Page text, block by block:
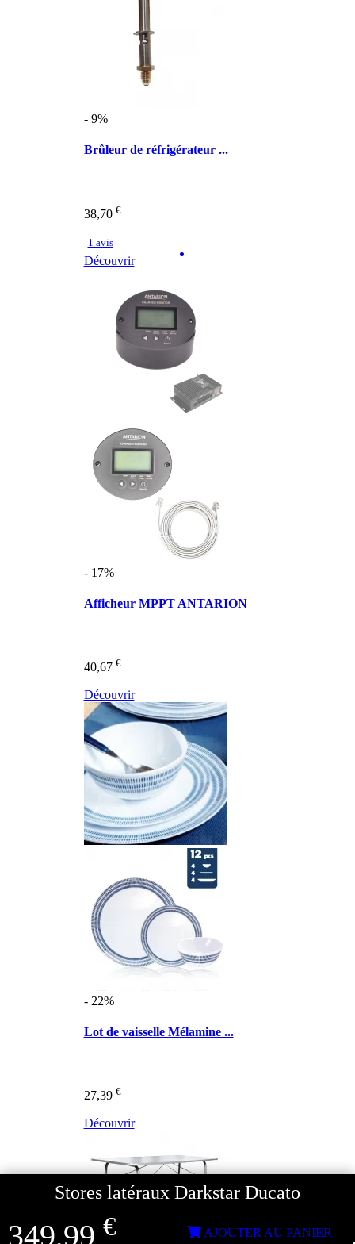
- 9%
Brûleur de réfrigérateur ...
38,70 €
1 avis
Découvrir
- 17%
Afficheur MPPT ANTARION
40,67 €
Découvrir
- 22%
Lot de vaisselle Mélamine ...
27,39 €
Découvrir
Stores latéraux Darkstar Ducato
349,99 € AJOUTER AU PANIER